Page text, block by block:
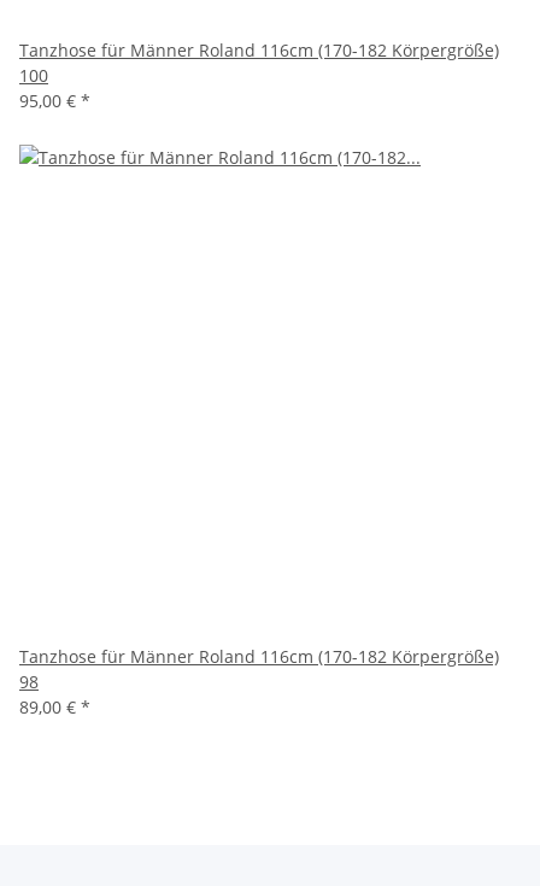
Tanzhose für Männer Roland 116cm (170-182 Körpergröße)
100
95,00 € *
Tanzhose für Männer Roland 116cm (170-182 Körpergröße)
98
89,00 € *